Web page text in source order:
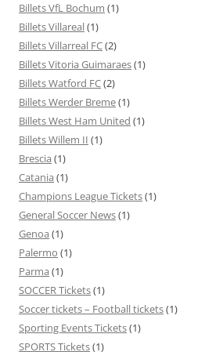
Billets VfL Bochum (1)
Billets Villareal(1)
Billets Villarreal FC(2)
Billets Vitoria Guimaraes(1)
Billets Watford FC(2)
Billets Werder Breme(1)
Billets West Ham United (1)
Billets Willem II (1)
Brescia (1)
Catania (1)
Champions League Tickets(1)
General Soccer News(1)
Genoa (1)
Palermo (1)
Parma (1)
SOCCER Tickets(1)
Soccer tickets – Football tickets(1)
Sporting Events Tickets(1)
SPORTS Tickets(1)